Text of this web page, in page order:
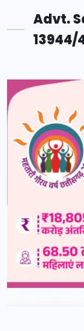
Advt.
13944/